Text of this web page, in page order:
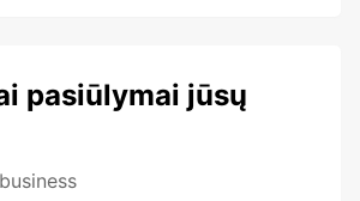
pasiūlymai jūsų